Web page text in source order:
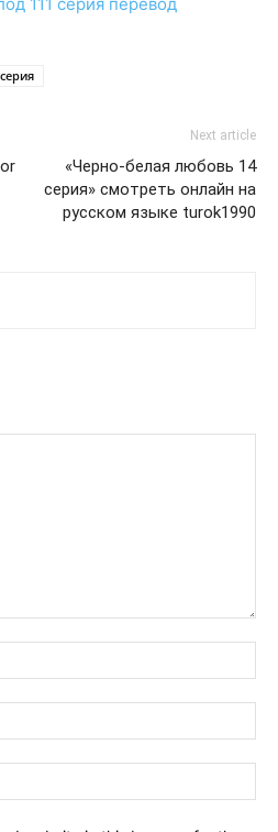
Next article
«Черно-белая любовь 14
серия» смотреть онлайн на
русском языке turok1990